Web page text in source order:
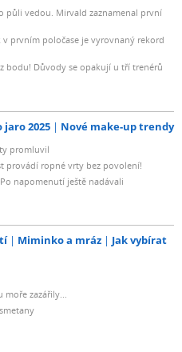
půli vedou. Mirvald zaznamenal první
v prvním poločase je vyrovnaný rekord
bodu! Důvody se opakují u tří trenérů
2025 Nové make-up trendy
promluvil
provádí ropné vrty bez povolení!
napomenutí ještě nadávali
Miminko a mráz
Jak vybírat
moře zazářily...